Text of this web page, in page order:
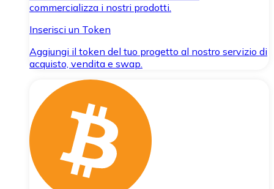
commercializza i nostri prodotti.
Inserisci un Token
Aggiungi il token del tuo progetto al nostro servizio di
acquisto, vendita e swap.